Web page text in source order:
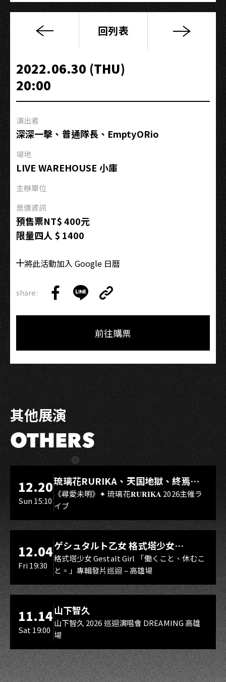
2022
曲！
國
語
作
回列表
2022.06.30 (THU)
20:00
演出者
深深一擊、普通隊長、EmptyORio
場地
LIVE WAREHOUSE 小庫
主辦單位
票價資訊
預售票NT$ 400元
限量四人 $ 1400
將此活動加入 Google 日曆
share:
on
on
Link
Copy
前往購票
其他展演
OTHERS
LIVE WAREHOUSE 小庫
12.20
Sun 15:10
琉璃花RURIKA、天国地獄、終焉
Rebirth、DUALIA、無我夢中、花奏
スマイル（O.A.）
《尋愛未明》✦ 琉璃花𝐑𝐔𝐑𝐈𝐊𝐀 2026主催ラ
イブ
LIVE WAREHOUSE 小庫
12.04
Fri 19:30
ゲシュタルト乙女 格式塔少女
Gestalt Girl
格式塔少女 Gestalt Girl 「働くこと、休むこ
と。」專輯發片巡迴 – 高雄場
11.14
Sat 19:00
山下智久
山下智久 2026 巡迴演唱會 DREAMING 高雄
場